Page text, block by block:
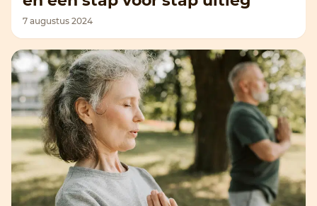
7 augustus 2024